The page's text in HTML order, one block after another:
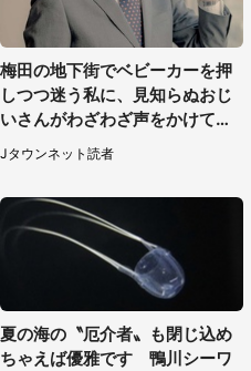
梅田の地下街でベビーカーを押
しつつ迷う私に、見知らぬおじ
いさんがわざわざ声をかけてき
て（兵庫県・30代女性）
Jタウンネット読者
夏の海の〝厄介者〟も閉じ込め
ちゃえば優雅です 鴨川シーワ